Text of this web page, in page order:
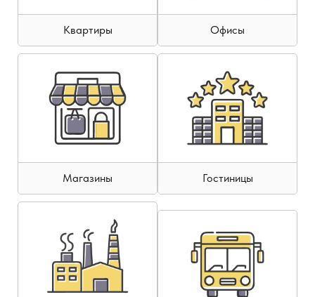
Квартиры Офисы
Магазины Гостиницы